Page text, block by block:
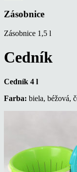
Zásobnice
Zásobnice 1,5 l
Cedník
Cedník 4 l
Farba: biela, béžová,